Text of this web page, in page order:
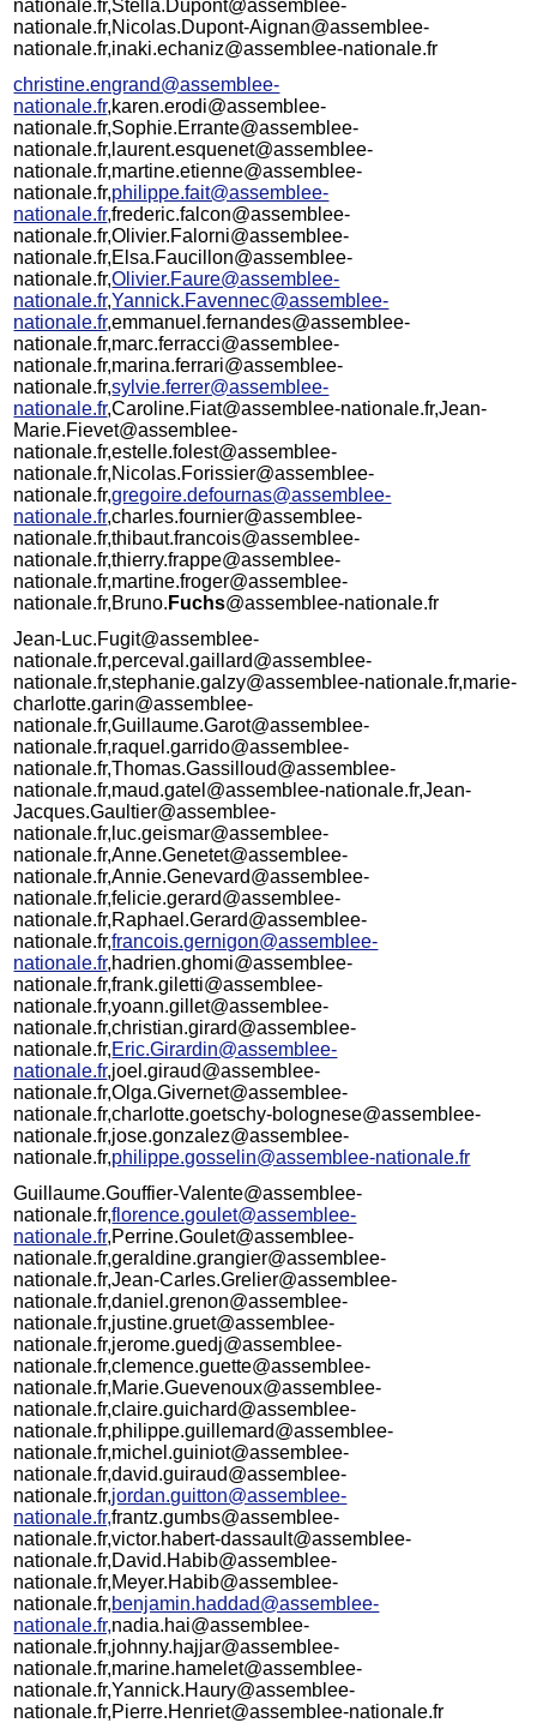
nationale.fr,Stella.Dupont@assemblee-
nationale.fr,Nicolas.Dupont-Aignan@assemblee-
nationale.fr,inaki.echaniz@assemblee-nationale.fr
christine.engrand@assemblee-
nationale.fr,karen.erodi@assemblee-
nationale.fr,Sophie.Errante@assemblee-
nationale.fr,laurent.esquenet@assemblee-
nationale.fr,martine.etienne@assemblee-
nationale.fr,philippe.fait@assemblee-
nationale.fr,frederic.falcon@assemblee-
nationale.fr,Olivier.Falorni@assemblee-
nationale.fr,Elsa.Faucillon@assemblee-
nationale.fr,Olivier.Faure@assemblee-
nationale.fr,Yannick.Favennec@assemblee-
nationale.fr,emmanuel.fernandes@assemblee-
nationale.fr,marc.ferracci@assemblee-
nationale.fr,marina.ferrari@assemblee-
nationale.fr,sylvie.ferrer@assemblee-
nationale.fr,Caroline.Fiat@assemblee-nationale.fr,Jean-
Marie.Fievet@assemblee-
nationale.fr,estelle.folest@assemblee-
nationale.fr,Nicolas.Forissier@assemblee-
nationale.fr,gregoire.defournas@assemblee-
nationale.fr,charles.fournier@assemblee-
nationale.fr,thibaut.francois@assemblee-
nationale.fr,thierry.frappe@assemblee-
nationale.fr,martine.froger@assemblee-
nationale.fr,Bruno. Fuchs@assemblee-nationale.fr
Jean-Luc.Fugit@assemblee-
nationale.fr,perceval.gaillard@assemblee-
nationale.fr,stephanie.galzy@assemblee-nationale.fr,marie-
charlotte.garin@assemblee-
nationale.fr,Guillaume.Garot@assemblee-
nationale.fr,raquel.garrido@assemblee-
nationale.fr,Thomas.Gassilloud@assemblee-
nationale.fr,maud.gatel@assemblee-nationale.fr,Jean-
Jacques.Gaultier@assemblee-
nationale.fr,luc.geismar@assemblee-
nationale.fr,Anne.Genetet@assemblee-
nationale.fr,Annie.Genevard@assemblee-
nationale.fr,felicie.gerard@assemblee-
nationale.fr,Raphael.Gerard@assemblee-
nationale.fr,francois.gernigon@assemblee-
nationale.fr,hadrien.ghomi@assemblee-
nationale.fr,frank.giletti@assemblee-
nationale.fr,yoann.gillet@assemblee-
nationale.fr,christian.girard@assemblee-
nationale.fr,Eric.Girardin@assemblee-
nationale.fr,joel.giraud@assemblee-
nationale.fr,Olga.Givernet@assemblee-
nationale.fr,charlotte.goetschy-bolognese@assemblee-
nationale.fr,jose.gonzalez@assemblee-
nationale.fr,philippe.gosselin@assemblee-nationale.fr
Guillaume.Gouffier-Valente@assemblee-
nationale.fr,florence.goulet@assemblee-
nationale.fr,Perrine.Goulet@assemblee-
nationale.fr,geraldine.grangier@assemblee-
nationale.fr,Jean-Carles.Grelier@assemblee-
nationale.fr,daniel.grenon@assemblee-
nationale.fr,justine.gruet@assemblee-
nationale.fr,jerome.guedj@assemblee-
nationale.fr,clemence.guette@assemblee-
nationale.fr,Marie.Guevenoux@assemblee-
nationale.fr,claire.guichard@assemblee-
nationale.fr,philippe.guillemard@assemblee-
nationale.fr,michel.guiniot@assemblee-
nationale.fr,david.guiraud@assemblee-
nationale.fr,jordan.guitton@assemblee-
nationale.fr,frantz.gumbs@assemblee-
nationale.fr,victor.habert-dassault@assemblee-
nationale.fr,David.Habib@assemblee-
nationale.fr,Meyer.Habib@assemblee-
nationale.fr,benjamin.haddad@assemblee-
nationale.fr,nadia.hai@assemblee-
nationale.fr,johnny.hajjar@assemblee-
nationale.fr,marine.hamelet@assemblee-
nationale.fr,Yannick.Haury@assemblee-
nationale.fr,Pierre.Henriet@assemblee-nationale.fr